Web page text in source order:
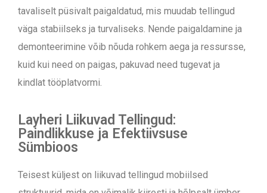
tavaliselt püsivalt paigaldatud, mis muudab tellingud
väga stabiilseks ja turvaliseks. Nende paigaldamine ja
demonteerimine võib nõuda rohkem aega ja ressursse,
kuid kui need on paigas, pakuvad need tugevat ja
kindlat tööplatvormi.
Layheri Liikuvad Tellingud:
Paindlikkuse ja Efektiivsuse
Sümbioos
Teisest küljest on liikuvad tellingud mobiilsed